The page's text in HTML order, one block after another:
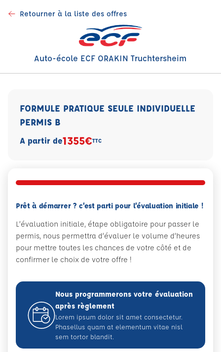
Retourner à la liste des offres
Auto-école ECF ORAKIN Truchtersheim
Prêt à démarrer ? c’est parti pour l’évaluation initiale !
L’évaluation initiale, étape obligatoire pour passer le
permis, nous permettra d’évaluer le volume d’heures
pour mettre toutes les chances de votre côté et de
confirmer le choix de votre offre !
Nous programmerons votre évaluation
après règlement
Lorem ipsum dolor sit amet consectetur.
Phasellus quam at elementum vitae nisl
sem tortor blandit.
FORMULE PRATIQUE SEULE INDIVIDUELLE
PERMIS B
A partir de1355€TTC